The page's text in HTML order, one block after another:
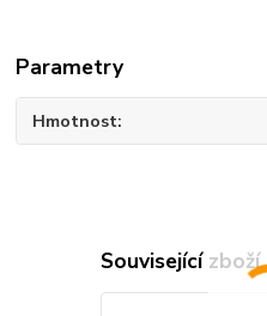
Parametry
Hmotnost
Související zboží